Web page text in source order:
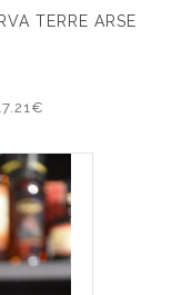
TERRE ARSE